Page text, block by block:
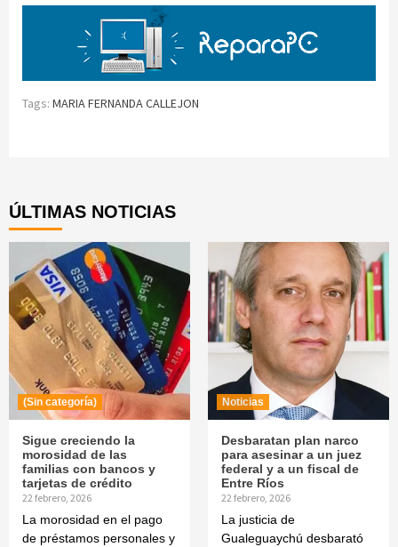
Tags: MARIA FERNANDA CALLEJON
ÚLTIMAS NOTICIAS
(Sin categoría)
Sigue creciendo la
morosidad de las
familias con bancos y
tarjetas de crédito
22 febrero, 2026
La morosidad en el pago
de préstamos personales y
Noticias
Desbaratan plan narco
para asesinar a un juez
federal y a un fiscal de
Entre Ríos
22 febrero, 2026
La justicia de
Gualeguaychú desbarató